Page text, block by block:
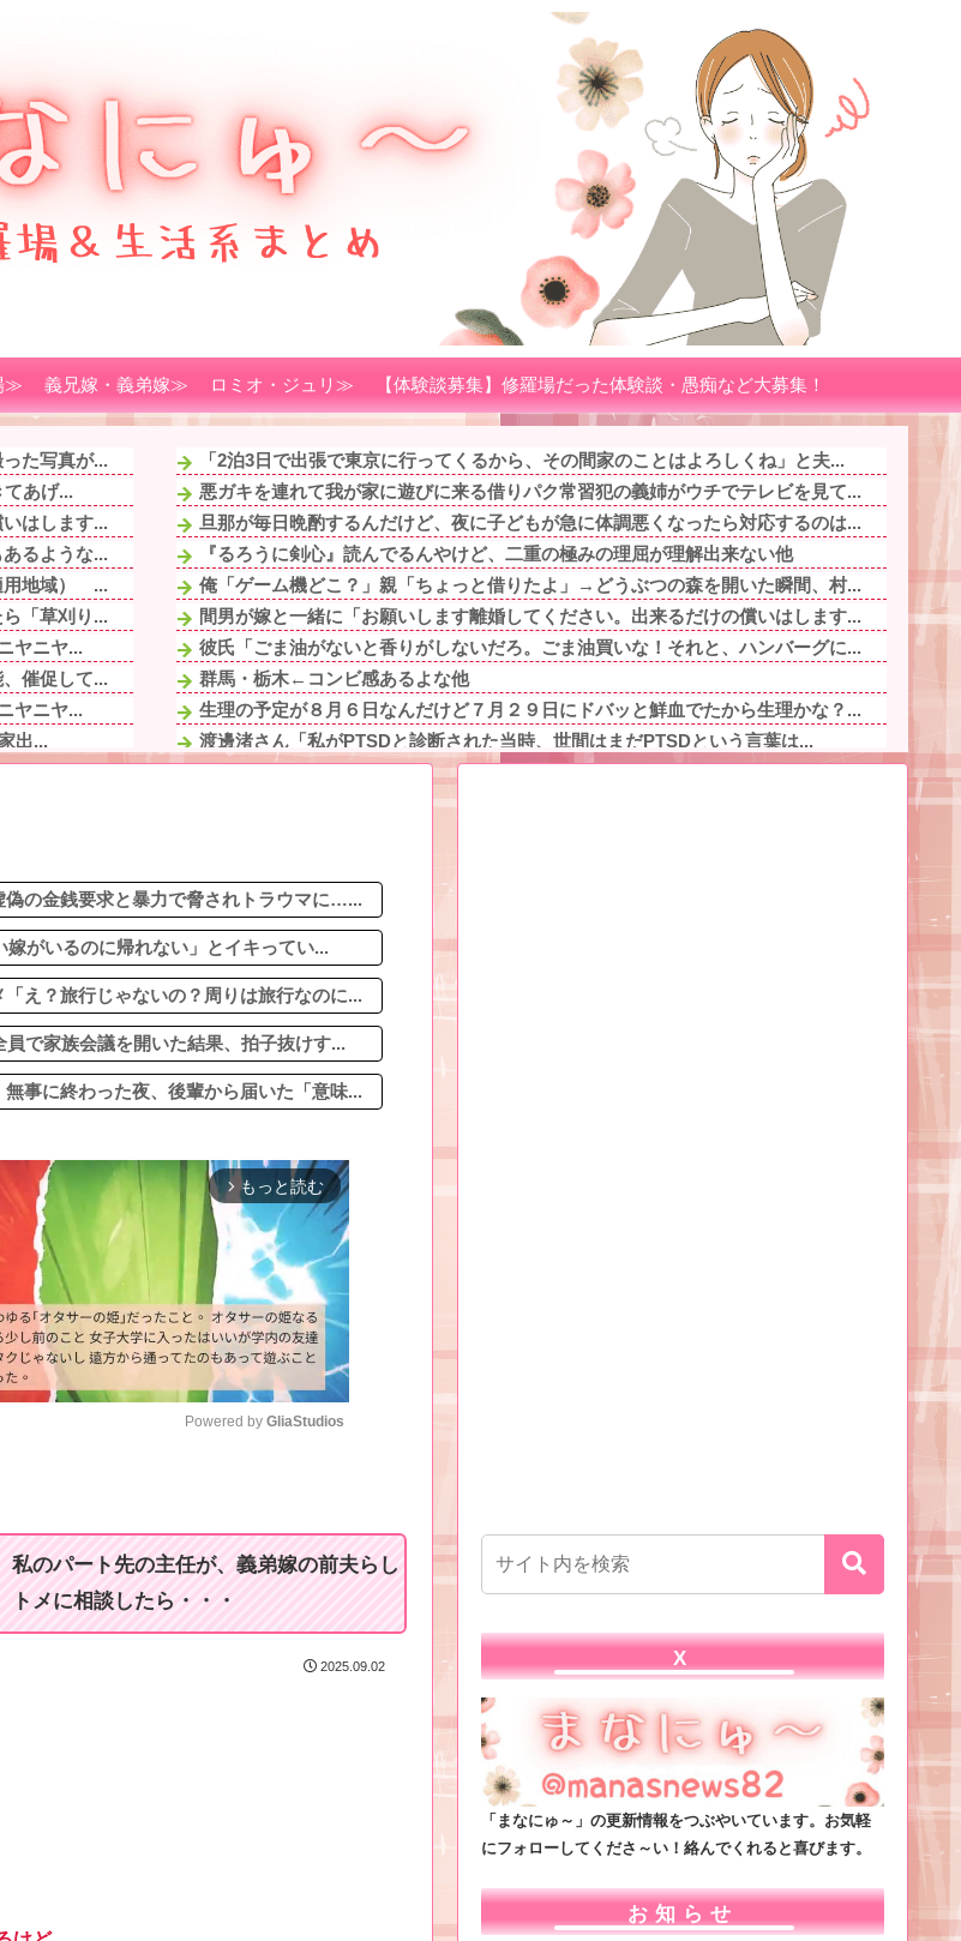
≫ 義兄嫁・義弟嫁≫ ロミオ・ジュリ≫ 【体験談募集】修羅場だった体験談・愚痴など大募集！
た写真が...
あげ...
はします...
るような...
用地域） ...
「草刈り...
ヤニヤ...
催促して...
ヤニヤ...
出...
族会議...
で再構築...
出...
」←姉が寝...
「2泊3日で出張で東京に行ってくるから、その間家のことはよろしくね」と夫...
悪ガキを連れて我が家に遊びに来る借りパク常習犯の義姉がウチでテレビを見て...
旦那が毎日晩酌するんだけど、夜に子どもが急に体調悪くなったら対応するのは...
『るろうに剣心』読んでるんやけど、二重の極みの理屈が理解出来ない他
俺「ゲーム機どこ？」親「ちょっと借りたよ」→どうぶつの森を開いた瞬間、村...
間男が嫁と一緒に「お願いします離婚してください。出来るだけの償いはします...
彼氏「ごま油がないと香りがしないだろ。ごま油買いな！それと、ハンバーグに...
群馬・栃木←コンビ感あるよな他
生理の予定が８月６日なんだけど７月２９日にドバッと鮮血でたから生理かな？...
渡邊渚さん「私がPTSDと診断された当時、世間はまだPTSDという言葉は...
元職場の要注意オバサン、引っ越し先でご近所になり粘着開始！！「どこまで送...
嫁の不倫発覚。子供達にはまだ母親が必要と嫁が主張し、血の滲む思いで再構築...
の金銭要求と暴力で脅されトラウマに…...
がいるのに帰れない」とイキってい...
え？旅行じゃないの？周りは旅行なのに...
で家族会議を開いた結果、拍子抜けす...
事に終わった夜、後輩から届いた「意味...
arrow_forward_ios もっと読む
t
Powered by GliaStudios
のパート先の主任が、義弟嫁の前夫らし
メに相談したら・・・
2025.09.02 X
「まなにゅ～」の更新情報をつぶやいています。お気軽
にフォローしてくださ～い！絡んでくれると喜びます。
お知らせ